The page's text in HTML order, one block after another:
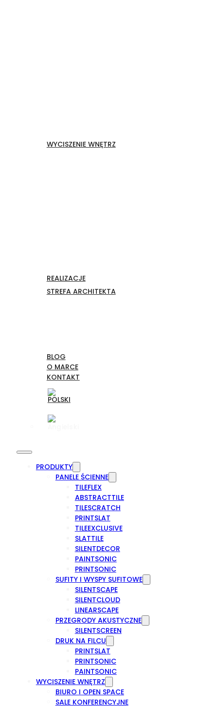
WYCISZENIE WNĘTRZ
REALIZACJE
STREFA ARCHITEKTA
BLOG
O MARCE
KONTAKT
PRODUKTY
PANELE ŚCIENNE
TILEFLEX
ABSTRACTTILE
TILESCRATCH
PRINTSLAT
TILEEXCLUSIVE
SLATTILE
SILENTDECOR
PAINTSONIC
PRINTSONIC
SUFITY I WYSPY SUFITOWE
SILENTSCAPE
SILENTCLOUD
LINEARSCAPE
PRZEGRODY AKUSTYCZNE
SILENTSCREEN
DRUK NA FILCU
PRINTSLAT
PRINTSONIC
PAINTSONIC
WYCISZENIE WNĘTRZ
BIURO I OPEN SPACE
SALE KONFERENCYJNE